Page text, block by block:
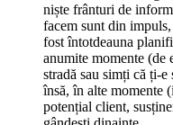
niște frânturi de
facem sunt din
fost întotdeauna
anumite momente (de
stradă sau simți că ți-
însă, în alte momente
potențial client,